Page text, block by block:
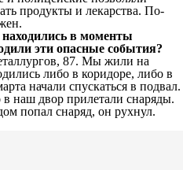
продукты и лекарства. По-
в моменты
эти опасные события?
87. Мы жили на
либо в коридоре, либо в
начали спускаться в подвал.
наш двор прилетали снаряды.
попал снаряд, он рухнул.